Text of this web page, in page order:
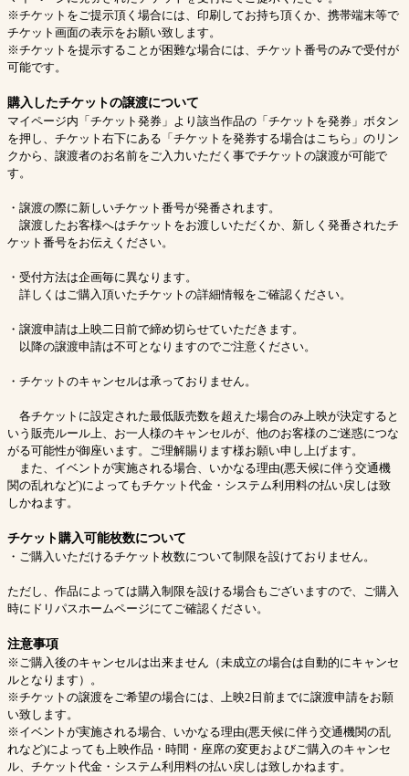
※チケットをご提示頂く場合には、印刷してお持ち頂くか、携帯端末等で
チケット画面の表示をお願い致します。
※チケットを提示することが困難な場合には、チケット番号のみで受付が
可能です。
購入したチケットの譲渡について
マイページ内「チケット発券」より該当作品の「チケットを発券」ボタン
を押し、チケット右下にある「チケットを発券する場合はこちら」のリン
クから、譲渡者のお名前をご入力いただく事でチケットの譲渡が可能で
す。
・譲渡の際に新しいチケット番号が発番されます。
譲渡したお客様へはチケットをお渡しいただくか、新しく発番されたチ
ケット番号をお伝えください。
・受付方法は企画毎に異なります。
詳しくはご購入頂いたチケットの詳細情報をご確認ください。
・譲渡申請は上映二日前で締め切らせていただきます。
以降の譲渡申請は不可となりますのでご注意ください。
・チケットのキャンセルは承っておりません。
各チケットに設定された最低販売数を超えた場合のみ上映が決定すると
いう販売ルール上、お一人様のキャンセルが、他のお客様のご迷惑につな
がる可能性が御座います。ご理解賜ります様お願い申し上げます。
また、イベントが実施される場合、いかなる理由(悪天候に伴う交通機
関の乱れなど)によってもチケット代金・システム利用料の払い戻しは致
しかねます。
チケット購入可能枚数について
・ご購入いただけるチケット枚数について制限を設けておりません。
ただし、作品によっては購入制限を設ける場合もございますので、ご購入
時にドリパスホームページにてご確認ください。
注意事項
※ご購入後のキャンセルは出来ません（未成立の場合は自動的にキャンセ
ルとなります）。
※チケットの譲渡をご希望の場合には、上映2日前までに譲渡申請をお願
い致します。
※イベントが実施される場合、いかなる理由(悪天候に伴う交通機関の乱
れなど)によっても上映作品・時間・座席の変更およびご購入のキャンセ
ル、チケット代金・システム利用料の払い戻しは致しかねます。